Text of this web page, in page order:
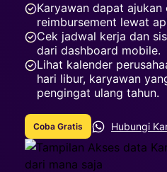
Karyawan dapat ajukan
reimbursement lewat
Cek jadwal kerja dan
dari dashboard mobile.
Lihat kalender
hari libur, karyawan
pengingat ulang tahun.
Coba Gratis Hubungi